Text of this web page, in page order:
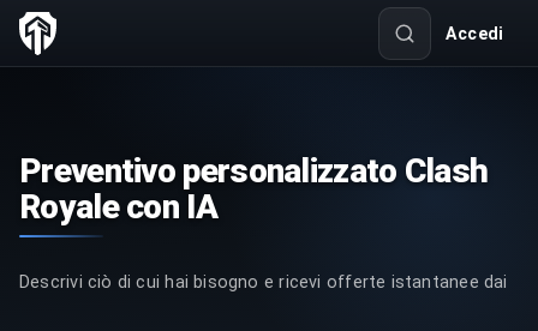
Accedi
Preventivo personalizzato Clash
Royale con IA
Descrivi ciò di cui hai bisogno e ricevi offerte istantanee dai